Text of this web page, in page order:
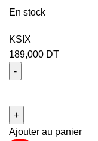
En stock
KSIX
189,000 DT
Ajouter au panier